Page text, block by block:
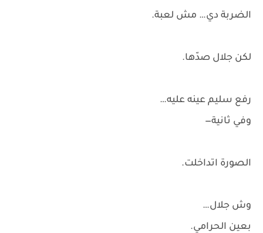
الضربة دي… مش لعبة.
لكن جلال صدّها.
رفع سليم عينه عليه…
وفي ثانية—
الصورة اتداخلت.
وش جلال…
بعين الحرامي.